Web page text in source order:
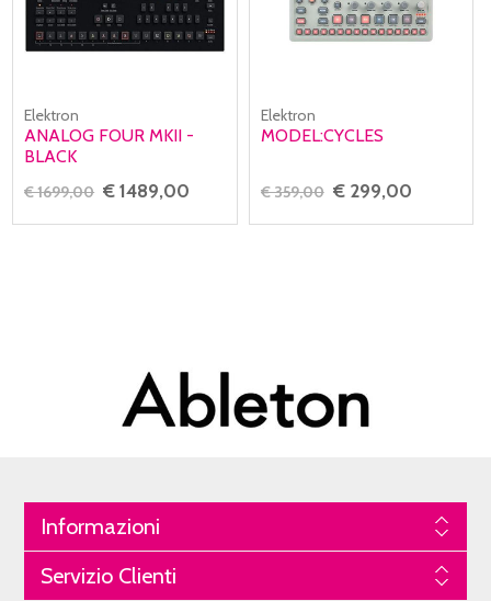
Elektron
ANALOG FOUR MKII -
BLACK
€ 1699,00 € 1489,00
Elektron
MODEL:CYCLES
€ 359,00 € 299,00
Informazioni
Servizio Clienti